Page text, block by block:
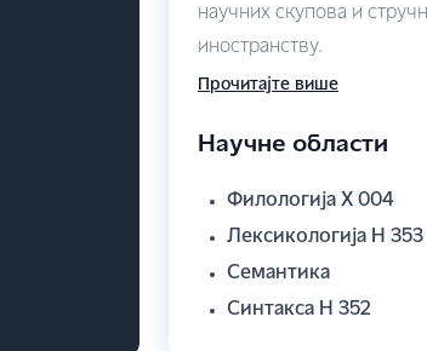
научних скупова и
иностранству.
Прочитајте више
Научне области
Филологија Х 004
Лексикологија Н 353
Семантика
Синтакса Н 352